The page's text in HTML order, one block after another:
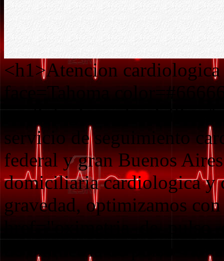
<h1>Atencion
face=Tahoma
cardiologica a domicilio</
servicio de seguimiento
federal y gran Buenos
domiciliaria cardiologica y
gravedad, optimizamos
de oximetria de pulso</